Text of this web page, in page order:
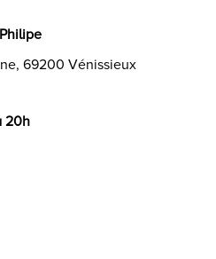
69200 Vénissieux
20h